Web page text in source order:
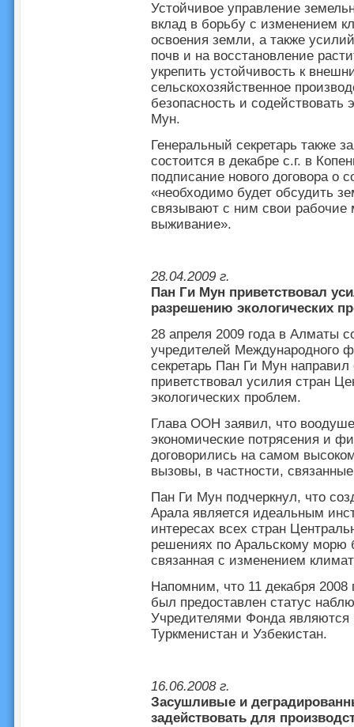
Устойчивое управление
вклад в борьбу с изменением
освоения земли, а также
почв и на восстановление
укрепить устойчивость к
сельскохозяйственное
безопасность и
Мун.
Генеральный секретарь также
состоится в декабре с.г. в
подписание нового договора о
«необходимо будет обсудить
связывают с ним свои рабочие
выживание».
28.04.2009 г.
Пан Ги Мун приветствовал
разрешению экологических
28 апреля 2009 года в Алматы
учредителей Международного
секретарь Пан Ги Мун направил
приветствовал усилия стран
экологических проблем.
Глава ООН заявил, что
экономические потрясения и
договорились на самом
вызовы, в частности,
Пан Ги Мун подчеркнул, что
Арала является идеальным
интересах всех стран
решениях по Аральскому морю
связанная с изменением
Напомним, что 11 декабря
был предоставлен статус
Учредителями Фонда являются
Туркменистан и Узбекистан.
16.06.2008 г.
Засушливые и
задействовать для